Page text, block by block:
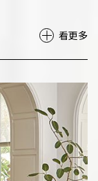
看更多